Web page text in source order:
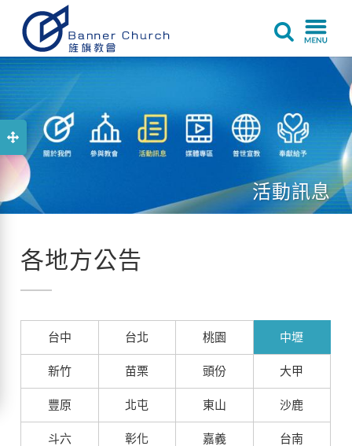
活動訊息
各地方公告
台中 台北 桃園 中壢
新竹 苗栗 頭份 大甲
豐原 北屯 東山 沙鹿
斗六 彰化 嘉義 台南